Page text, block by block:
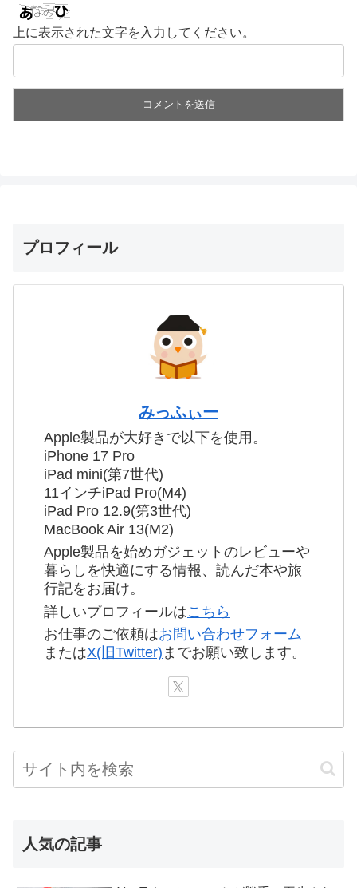
上に表示された文字を入力してください。
プロフィール
みっふぃー
Apple製品が大好きで以下を使用。
iPhone 17 Pro
iPad mini(第7世代)
11インチiPad Pro(M4)
iPad Pro 12.9(第3世代)
MacBook Air 13(M2)
Apple製品を始めガジェットのレビューや
暮らしを快適にする情報、読んだ本や旅
行記をお届け。
詳しいプロフィールはこちら
お仕事のご依頼はお問い合わせフォーム
またはX(旧Twitter) までお願い致します。
人気の記事